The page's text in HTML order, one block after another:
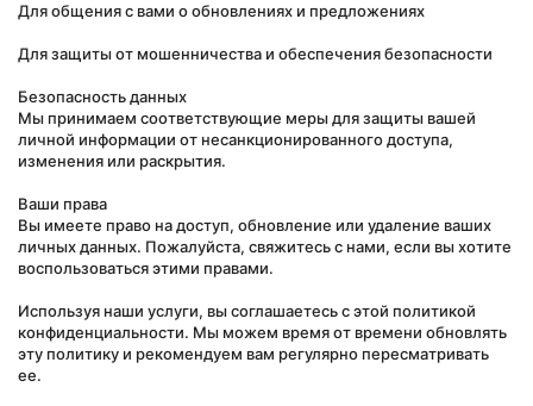
Для общения с вами о обновлениях и предложениях
Для защиты от мошенничества и обеспечения безопасности
Безопасность данных
Мы принимаем соответствующие меры для защиты вашей
личной информации от несанкционированного доступа,
изменения или раскрытия.
Ваши права
Вы имеете право на доступ, обновление или удаление ваших
личных данных. Пожалуйста, свяжитесь с нами, если вы хотите
воспользоваться этими правами.
Используя наши услуги, вы соглашаетесь с этой политикой
конфиденциальности. Мы можем время от времени обновлять
эту политику и рекомендуем вам регулярно пересматривать
ее.